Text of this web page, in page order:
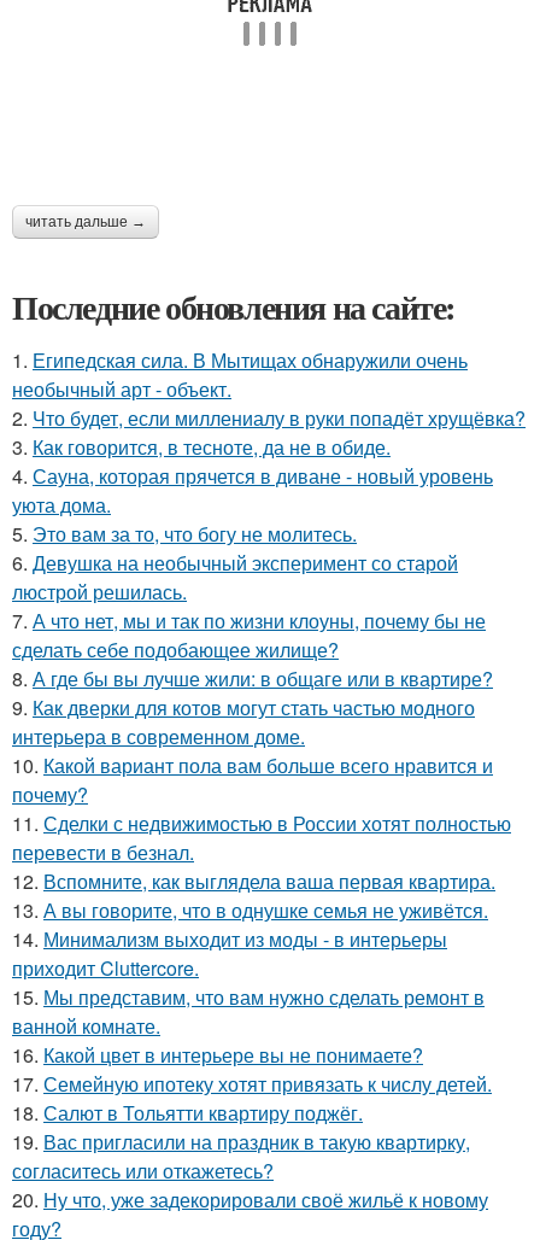
читать дальше →
Последние обновления на сайте:
1. Египедская сила. В Мытищах обнаружили очень
необычный арт - объект.
2. Что будет, если миллениалу в руки попадёт хрущёвка?
3. Как говорится, в тесноте, да не в обиде.
4. Сауна, которая прячется в диване - новый уровень
уюта дома.
5. Это вам за то, что богу не молитесь.
6. Девушка на необычный эксперимент со старой
люстрой решилась.
7. А что нет, мы и так по жизни клоуны, почему бы не
сделать себе подобающее жилище?
8. А где бы вы лучше жили: в общаге или в квартире?
9. Как дверки для котов могут стать частью модного
интерьера в современном доме.
10. Какой вариант пола вам больше всего нравится и
почему?
11. Сделки с недвижимостью в России хотят полностью
перевести в безнал.
12. Вспомните, как выглядела ваша первая квартира.
13. А вы говорите, что в однушке семья не уживётся.
14. Минимализм выходит из моды - в интерьеры
приходит Cluttercore.
15. Мы представим, что вам нужно сделать ремонт в
ванной комнате.
16. Какой цвет в интерьере вы не понимаете?
17. Семейную ипотеку хотят привязать к числу детей.
18. Салют в Тольятти квартиру поджёг.
19. Вас пригласили на праздник в такую квартирку,
согласитесь или откажетесь?
20. Ну что, уже задекорировали своё жильё к новому
году?